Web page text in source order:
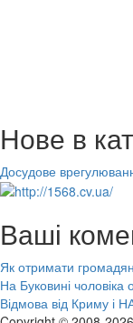
Нове в
Досудове
Ваші
Як отримати
На Буковині
Відмова від Криму і